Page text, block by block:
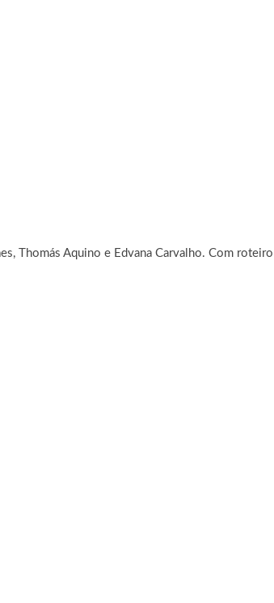
Thomás Aquino e Edvana Carvalho. Com